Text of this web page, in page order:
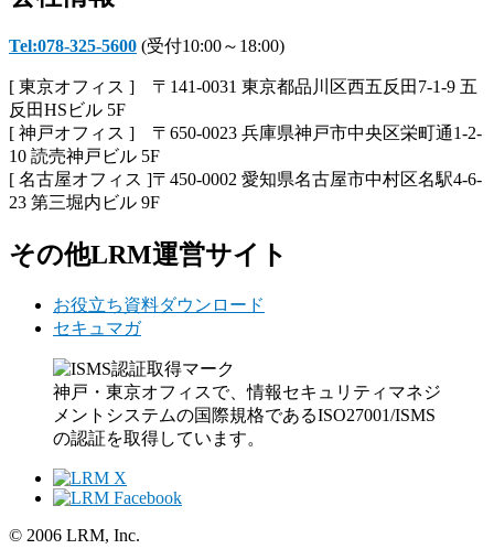
Tel:078-325-5600 (受付10:00～18:00)
[ 東京オフィス ] 〒141-0031 東京都品川区西五反田7-1-9 五
反田HSビル 5F
[ 神戸オフィス ] 〒650-0023 兵庫県神戸市中央区栄町通1-2-
10 読売神戸ビル 5F
[ 名古屋オフィス ]〒450-0002 愛知県名古屋市中村区名駅4-6-
23 第三堀内ビル 9F
その他LRM運営サイト
お役立ち資料ダウンロード
セキュマガ
神戸・東京オフィスで、情報セキュリティマネジ
メントシステムの国際規格であるISO27001/ISMS
の認証を取得しています。
© 2006 LRM, Inc.